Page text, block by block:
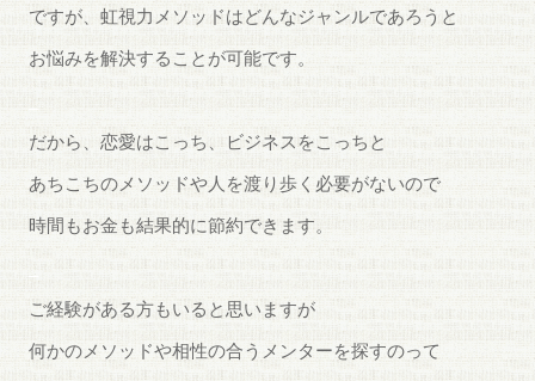
ですが、虹視力メソッドはどんなジャンルであろうと
お悩みを解決することが可能です。
_
だから、恋愛はこっち、ビジネスをこっちと
あちこちのメソッドや人を渡り歩く必要がないので
時間もお金も結果的に節約できます。
ご経験がある方もいると思いますが
何かのメソッドや相性の合うメンターを探すのって